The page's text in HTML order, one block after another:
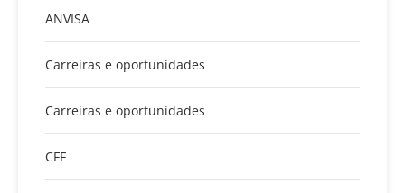
ANVISA
Carreiras e oportunidades
Carreiras e oportunidades
CFF